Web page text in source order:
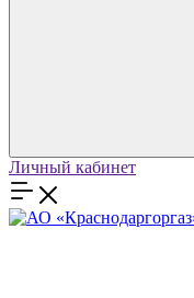
Личный кабинет